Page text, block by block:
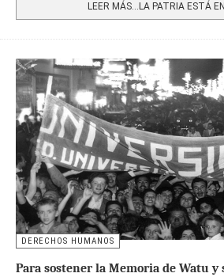
LEER MÁS…LA PATRIA ESTÁ
DERECHOS HUMANOS
Para sostener la Memoria de Watu y